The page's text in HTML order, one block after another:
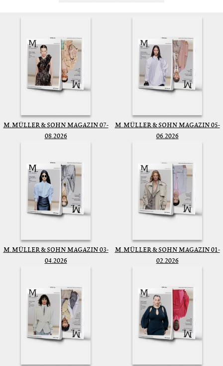
M. MÜLLER & SOHN MAGAZIN 07-
08.2026
M. MÜLLER & SOHN MAGAZIN 05-
06.2026
M. MÜLLER & SOHN MAGAZIN 03-
04.2026
M. MÜLLER & SOHN MAGAZIN 01-
02.2026